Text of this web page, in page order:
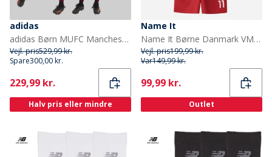
adidas
adidas Børn MUFC Manchester United 24/25 Hjemme Mini Sæt Mufc Red
Vejl. pris529,99 kr.
Spare300,00 kr.
Current
229,99 kr.
Halv pris eller mindre
Name It
Name It Børne Danmark VM Fodbold Sæt True Red Denmark
Vejl. pris199,99 kr.
Var149,99 kr.
Current
99,99 kr.
Outlet